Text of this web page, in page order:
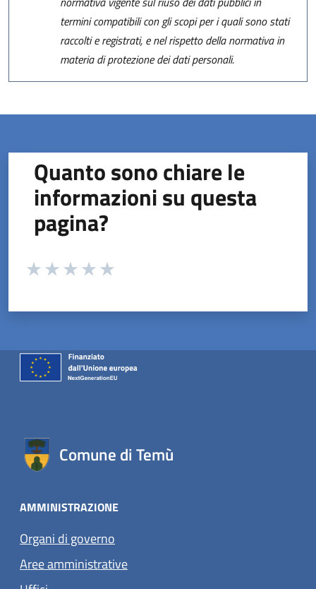
termini compatibili con gli scopi per i quali sono stati
raccolti e registrati, e nel rispetto della normativa in
materia di protezione dei dati personali.
Quanto sono chiare le
informazioni su questa
pagina?
Valuta da 1 a 5 stelle la pagina
Comune di Temù
AMMINISTRAZIONE
Organi di governo
Aree amministrative